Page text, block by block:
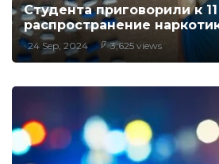
Студента приговорили к
распространение
24 Sep, 2024 3,625 views